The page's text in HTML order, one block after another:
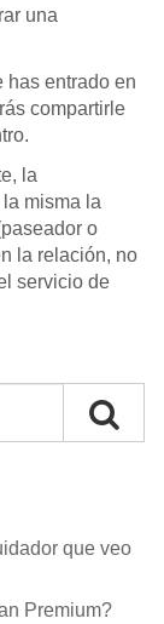
una
has entrado en
compartirle
la
misma la
o
la relación, no
servicio de
que veo
Premium?